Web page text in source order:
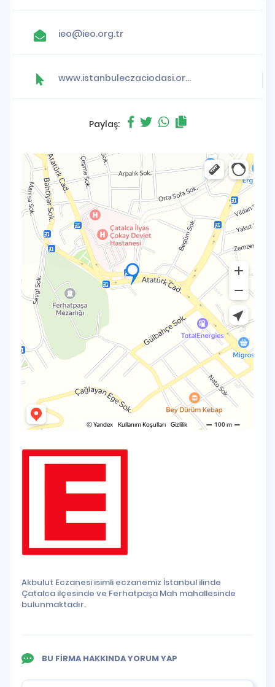
ieo@ieo.org.tr
www.istanbuleczaciodasi.org.tr
Paylaş:
Akbulut Eczanesi isimli eczanemiz İstanbul ilinde
Çatalca ilçesinde ve Ferhatpaşa Mah mahallesinde
bulunmaktadır.
BU FİRMA HAKKINDA YORUM YAP